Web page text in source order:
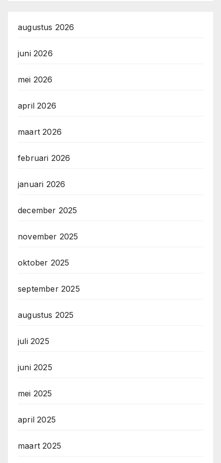
augustus 2026
juni 2026
mei 2026
april 2026
maart 2026
februari 2026
januari 2026
december 2025
november 2025
oktober 2025
september 2025
augustus 2025
juli 2025
juni 2025
mei 2025
april 2025
maart 2025